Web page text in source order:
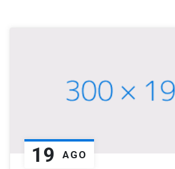
19 AGO